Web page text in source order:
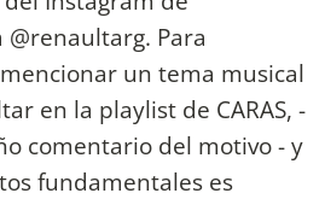
Para
un tema musical
en la playlist de CARAS, -
comentario del motivo - y
fundamentales es